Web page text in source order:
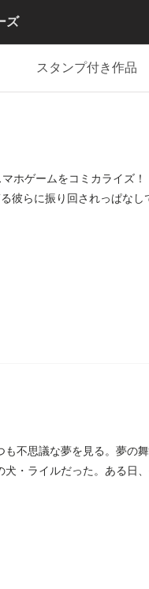
ズ
スタンプ付き作品
ホゲームをコミカライズ
彼らに振り回されっぱな
不思議な夢を見る。夢の
・ライルだった。ある日